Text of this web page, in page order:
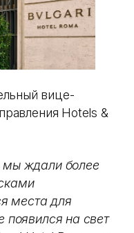
вице-
Hotels &
мы ждали более
места для
появился на свет